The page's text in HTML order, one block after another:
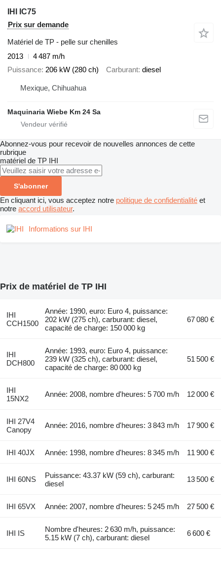
IHI IC75
Prix sur demande
Matériel de TP - pelle sur chenilles
2013
4 487 m/h
Puissance 206 kW (280 ch) Carburant diesel
Mexique, Chihuahua
Maquinaria Wiebe Km 24 Sa
Abonnez-vous pour recevoir de nouvelles annonces de cette
rubrique
matériel de TP IHI
S'abonner
En cliquant ici, vous acceptez notre politique de confidentialité et
notre accord utilisateur.
Informations sur IHI
Prix de matériel de TP IHI
IHI
CCH1500
Année: 1990, euro: Euro 4, puissance:
202 kW (275 ch), carburant: diesel,
capacité de charge: 150 000 kg
67 080 €
IHI
DCH800
Année: 1993, euro: Euro 4, puissance:
239 kW (325 ch), carburant: diesel,
capacité de charge: 80 000 kg
51 500 €
IHI
15NX2
Année: 2008, nombre d'heures: 5 700 m/h 12 000 €
IHI 27V4
Canopy
Année: 2016, nombre d'heures: 3 843 m/h 17 900 €
IHI 40JX Année: 1998, nombre d'heures: 8 345 m/h 11 900 €
IHI 60NS
Puissance: 43.37 kW (59 ch), carburant:
diesel
13 500 €
IHI 65VX Année: 2007, nombre d'heures: 5 245 m/h 27 500 €
IHI IS
Nombre d'heures: 2 630 m/h, puissance:
5.15 kW (7 ch), carburant: diesel
6 600 €